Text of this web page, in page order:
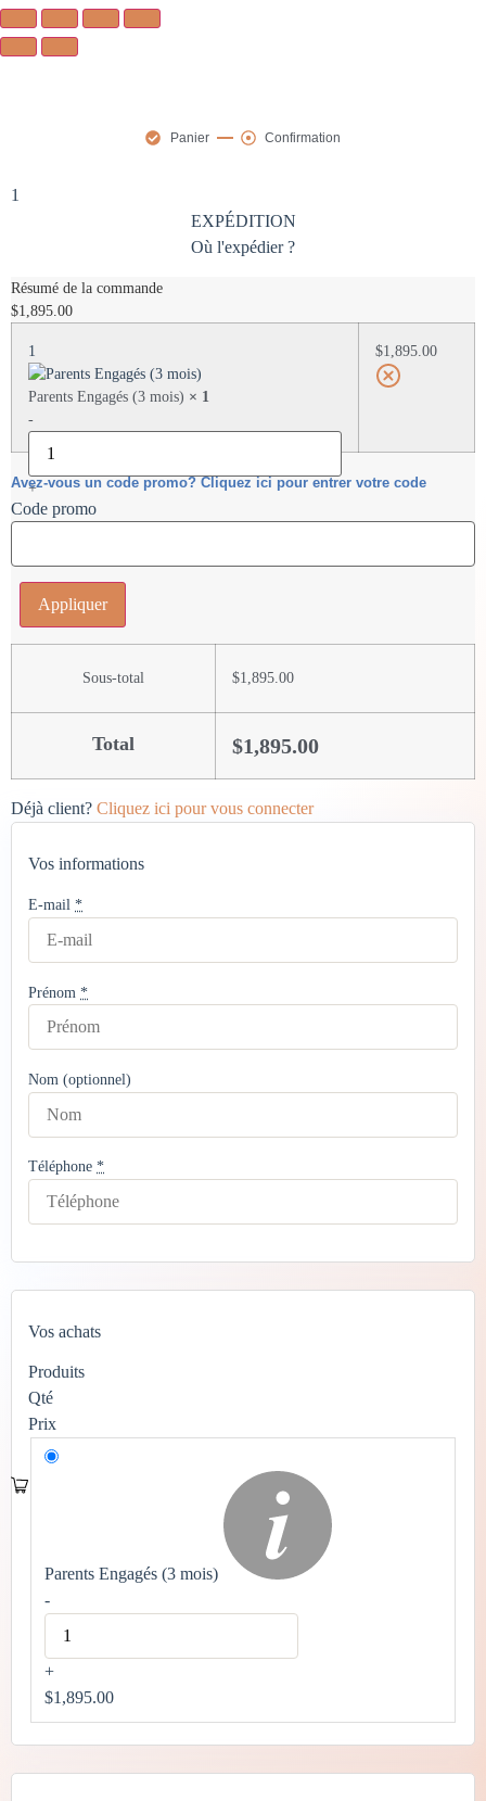
Panier Confirmation
1
EXPÉDITION
Où l'expédier ?
Résumé de la commande
$1,895.00
1
Parents Engagés (3 mois) × 1
-
+
$1,895.00
Avez-vous un code promo? Cliquez ici pour entrer votre code
Code promo
Appliquer
Sous-total $1,895.00
Total $1,895.00
Déjà client? Cliquez ici pour vous connecter
Vos informations
E-mail *
Prénom *
Nom (optionnel)
Téléphone *
Vos achats
Produits
Qté
Prix
Parents Engagés (3 mois)
-
+
$1,895.00